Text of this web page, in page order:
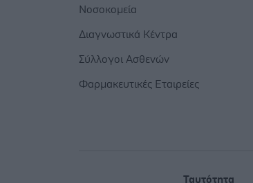
Νοσοκομεία
Διαγνωστικά Κέντρα
Σύλλογοι Ασθενών
Φαρμακευτικές Εταιρείες
Ταυτότητα